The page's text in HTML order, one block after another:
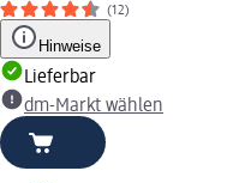
(12)
Hinweise
Lieferbar
dm-Markt wählen